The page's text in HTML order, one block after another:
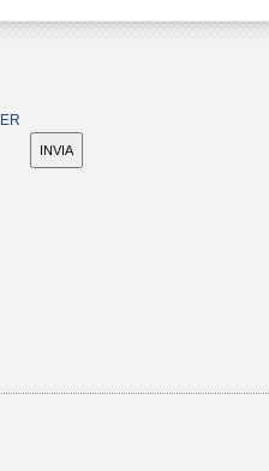
INVIA